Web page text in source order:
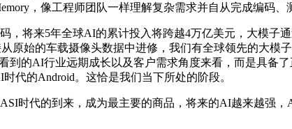
，像工程师团队一样理解复杂需求并自从完成编码、
将来5年全球AI的累计投入将跨越4万亿美元，大模子
原始的车载摄像头数据中进修，我们有全球领先的大
的AI行业远期成长以及客户需求角度来看，而是具备
代的Android。这恰是我们当下所处的阶段。
代的到来，成为最主要的商品，将来的AI越来越强，